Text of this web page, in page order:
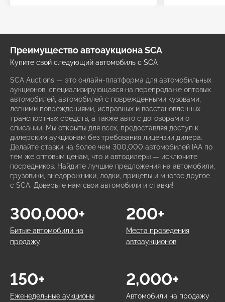
Преимущество автоаукциона SCA
Купите свой следующий автомобиль с SCA
SCA Auctions — это онлайн-платформа для автомобильных
аукционов, специализирующаяся на перепродаже оптовых
автомобилей, автомобилей с поврежденными кузовами,
легкими повреждениями, исправных и восстановленных
транспортных средств, а также авто с договорами о
списании. Мы открыты для всех, предоставляя доступ к
дилерским аукционам без требования лицензии дилера.
Делайте ставки на более чем 300,000 автомобилей IAA по
тем же оптовым ценам, что и автодилеры — исключите
посредников. Найдите лучшие предложения на автомобили,
грузовики, внедорожники, лодки, прицепы и многое другое
с SCA. Доверьте нам свои автомобили и ставки!
Битые автомобили на
продажу
300,000+
Места проведения
автоаукционов
200+
Еженедельные аукционы
150+
Автомобили на продажу
2,000+